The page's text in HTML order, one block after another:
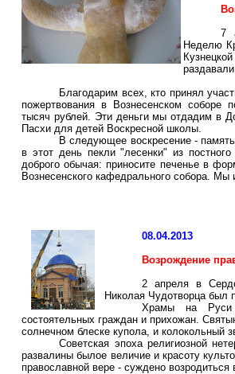
7
Неделю
Благодарим всех, кто принял
пожертвования в Вознесенском соборе
тысяч рублей. Эти деньги мы отдадим в
Пасхи для детей Воскресной школы.
В следующее воскресение -
в этот день пекли "лесенки" из
доброго обычая: приносите печенье в
Вознесенского кафедрального собора.
08.04.2013
Возрождение
2 апреляв
Николая Чудотворца был
Храмы на Руси
состоятельных граждан и прихожан.
солнечном блеске купола, и колокольный
Советская эпоха религиозной
развалины былое величие и красоту
православной вере - суждено возродиться